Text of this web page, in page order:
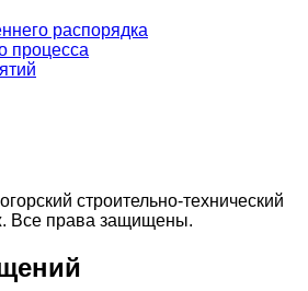
распорядка
процесса
строительно-технический
Все права защищены.